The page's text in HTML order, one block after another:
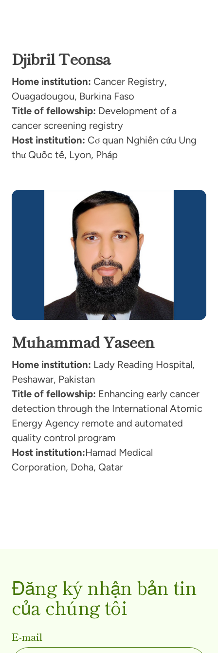
Djibril Teonsa
Home institution: Cancer Registry,
Ouagadougou, Burkina Faso
Title of fellowship: Development of a
cancer screening registry
Host institution: Cơ quan Nghiên cứu Ung
thư Quốc tế, Lyon, Pháp
Muhammad Yaseen
Home institution: Lady Reading Hospital,
Peshawar, Pakistan
Title of fellowship: Enhancing early cancer
detection through the International Atomic
Energy Agency remote and automated
quality control program
Host institution:Hamad Medical
Corporation, Doha, Qatar
Đăng ký nhận bản tin
của chúng tôi
E-mail